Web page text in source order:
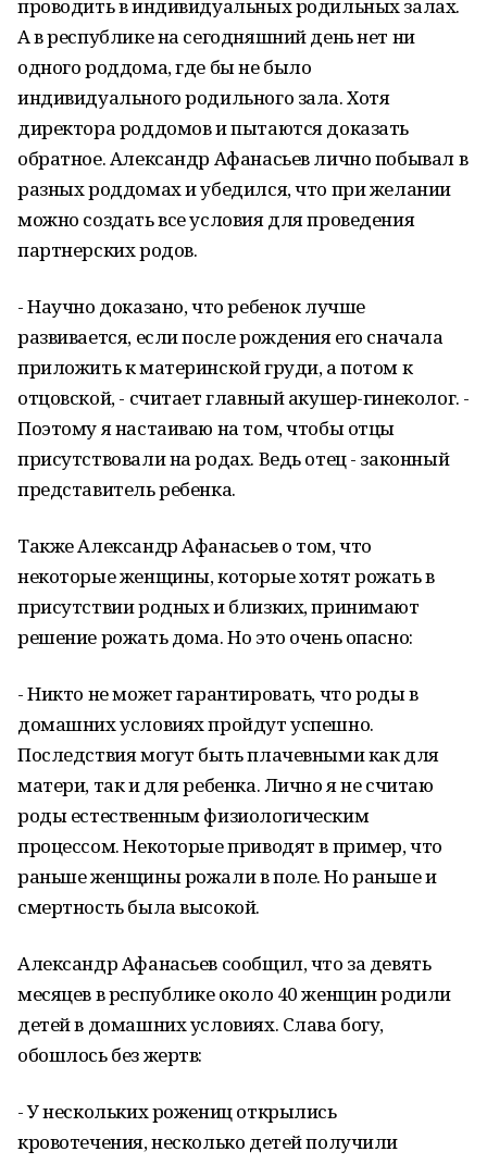
проводить в индивидуальных родильных залах.
А в республике на сегодняшний день нет ни
одного роддома, где бы не было
индивидуального родильного зала. Хотя
директора роддомов и пытаются доказать
обратное. Александр Афанасьев лично побывал в
разных роддомах и убедился, что при желании
можно создать все условия для проведения
партнерских родов.
- Научно доказано, что ребенок лучше
развивается, если после рождения его сначала
приложить к материнской груди, а потом к
отцовской, - считает главный акушер-гинеколог. -
Поэтому я настаиваю на том, чтобы отцы
присутствовали на родах. Ведь отец - законный
представитель ребенка.
Также Александр Афанасьев о том, что
некоторые женщины, которые хотят рожать в
присутствии родных и близких, принимают
решение рожать дома. Но это очень опасно:
- Никто не может гарантировать, что роды в
домашних условиях пройдут успешно.
Последствия могут быть плачевными как для
матери, так и для ребенка. Лично я не считаю
роды естественным физиологическим
процессом. Некоторые приводят в пример, что
раньше женщины рожали в поле. Но раньше и
смертность была высокой.
Александр Афанасьев сообщил, что за девять
месяцев в республике около 40 женщин родили
детей в домашних условиях. Слава богу,
обошлось без жертв:
- У нескольких рожениц открылись
кровотечения, несколько детей получили